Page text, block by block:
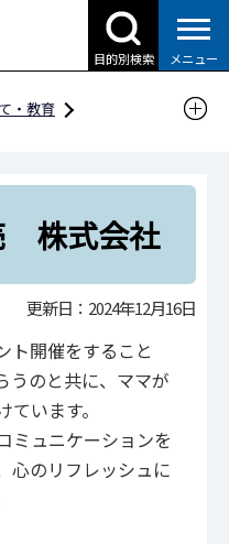
目的別検索 メニュー
・教育
に関わる取組
西区
社 株式会社
更新日：2024年12月16日
ト開催をすること
うのと共に、ママが
います。
ミュニケーションを
心のリフレッシュに